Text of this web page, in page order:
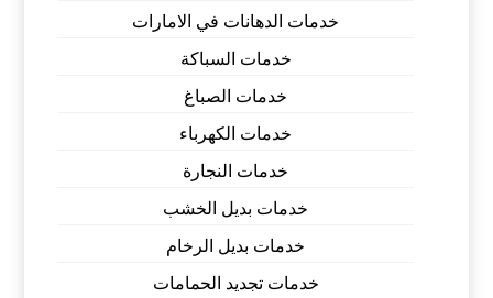
خدمات الدهانات في الامارات
خدمات السباكة
خدمات الصباغ
خدمات الكهرباء
خدمات النجارة
خدمات بديل الخشب
خدمات بديل الرخام
خدمات تجديد الحمامات